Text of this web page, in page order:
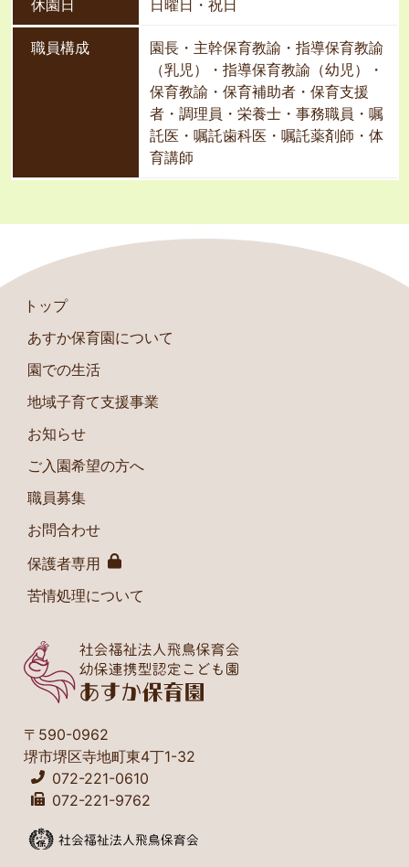
休園日 日曜日・祝日
職員構成
園長・主幹保育教諭・指導保育教諭
（乳児）・指導保育教諭（幼児）・
保育教諭・保育補助者・保育支援
者・調理員・栄養士・事務職員・嘱
託医・嘱託歯科医・嘱託薬剤師・体
育講師
トップ
あすか保育園について
園での生活
地域子育て支援事業
お知らせ
ご入園希望の方へ
職員募集
お問合わせ
保護者専用
苦情処理について
〒590-0962
堺市堺区寺地町東4丁1-32
072-221-0610
072-221-9762